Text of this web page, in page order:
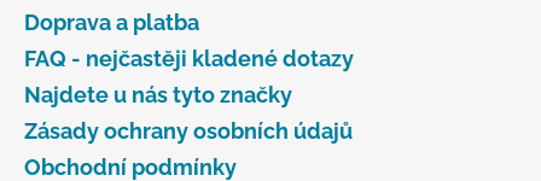
Doprava a platba
FAQ - nejčastěji kladené dotazy
Najdete u nás tyto značky
Zásady ochrany osobních údajů
Obchodní podmínky